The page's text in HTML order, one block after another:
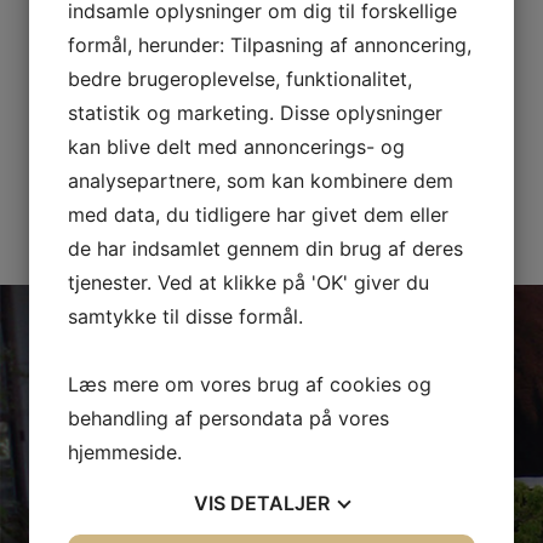
julefrokost og reception.
Kort sagt vi laver al form for mad ud af huset til en
hver lejlighed.
Alle menuer og buffer tilberedes af årstiden friske
råvarer
Kom og besøg os
og vores hyggelige gårdhave
indsamle oplysninger om dig til forskellige
formål, herunder: Tilpasning af annoncering,
bedre brugeroplevelse, funktionalitet,
statistik og marketing. Disse oplysninger
kan blive delt med annoncerings- og
analysepartnere, som kan kombinere dem
med data, du tidligere har givet dem eller
de har indsamlet gennem din brug af deres
tjenester. Ved at klikke på 'OK' giver du
samtykke til disse formål.
Læs mere om vores brug af cookies og
behandling af persondata på vores
hjemmeside.
VIS DETALJER